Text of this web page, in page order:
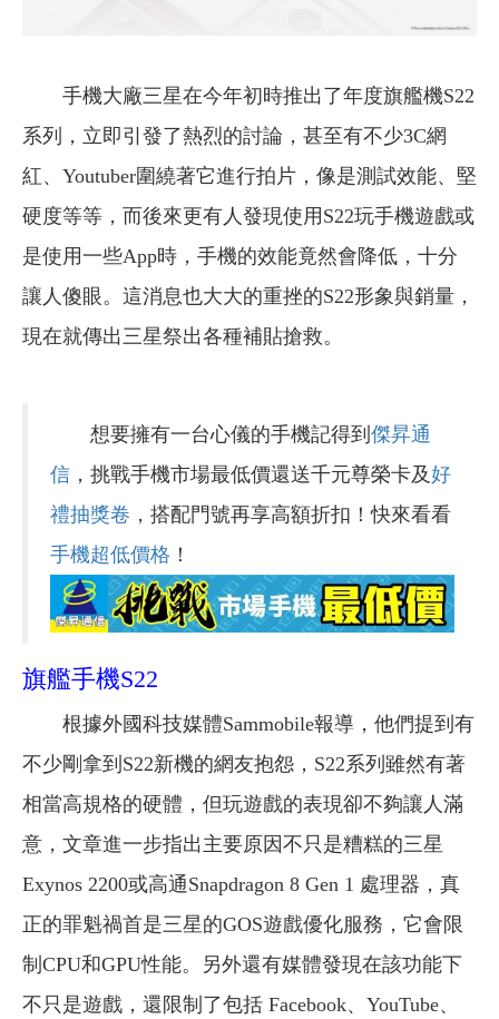
手機大廠三星在今年初時推出了年度旗艦機S22
系列，立即引發了熱烈的討論，甚至有不少3C網
紅、Youtuber圍繞著它進行拍片，像是測試效能、堅
硬度等等，而後來更有人發現使用S22玩手機遊戲或
是使用一些App時，手機的效能竟然會降低，十分
讓人傻眼。這消息也大大的重挫的S22形象與銷量，
現在就傳出三星祭出各種補貼搶救。
想要擁有一台心儀的手機記得到 傑昇通
信 ，挑戰手機市場最低價還送千元尊榮卡及好
禮抽獎卷 ，搭配門號再享高額折扣！快來看看
手機超低價格 ！
旗艦手機S22
根據外國科技媒體Sammobile報導，他們提到有
不少剛拿到S22新機的網友抱怨，S22系列雖然有著
相當高規格的硬體，但玩遊戲的表現卻不夠讓人滿
意，文章進一步指出主要原因不只是糟糕的三星
Exynos 2200或高通Snapdragon 8 Gen 1 處理器，真
正的罪魁禍首是三星的GOS遊戲優化服務，它會限
制CPU和GPU性能。另外還有媒體發現在該功能下
不只是遊戲，還限制了包括 Facebook、YouTube、